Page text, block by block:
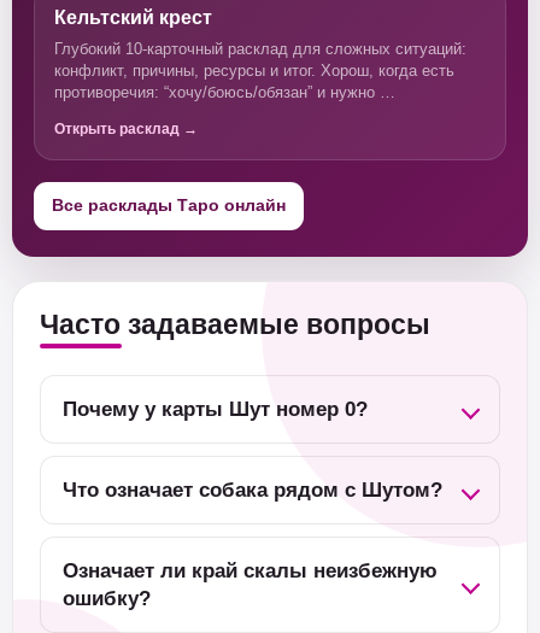
Кельтский крест
Глубокий 10-карточный расклад для сложных ситуаций:
конфликт, причины, ресурсы и итог. Хорош, когда есть
противоречия: “хочу/боюсь/обязан” и нужно …
Открыть расклад →
Все расклады Таро онлайн
Часто задаваемые вопросы
Почему у карты Шут номер 0?
Что означает собака рядом с Шутом?
Означает ли край скалы неизбежную
ошибку?